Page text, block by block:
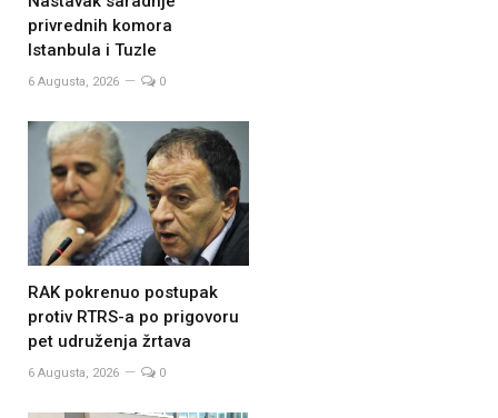
privrednih komora
Istanbula i Tuzle
6 Augusta, 2026 0
RAK pokrenuo postupak
protiv RTRS-a po prigovoru
pet udruženja žrtava
6 Augusta, 2026 0